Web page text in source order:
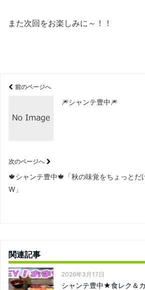
また次回をお楽しみに～！！
前のページへ
🎆シャンテ豊中🎆
次のページへ
🍁シャンテ豊中🍁「秋の味覚をちょっとだ
W」
関連記事
2026年3月17日
シャンテ豊中★食レク＆